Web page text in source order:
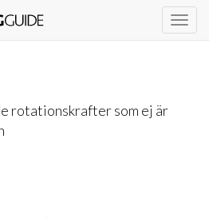
rotationskrafter som ej är